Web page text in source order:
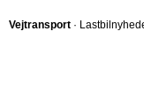
Vejtransport ·